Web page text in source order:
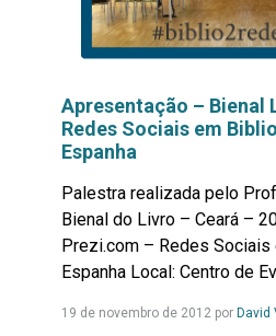
Apresentação – Bienal
Redes Sociais em
Espanha
Palestra realizada pelo
Bienal do Livro – Ceará –
Prezi.com – Redes
Espanha Local: Centro de
19 de novembro de 2012 por David